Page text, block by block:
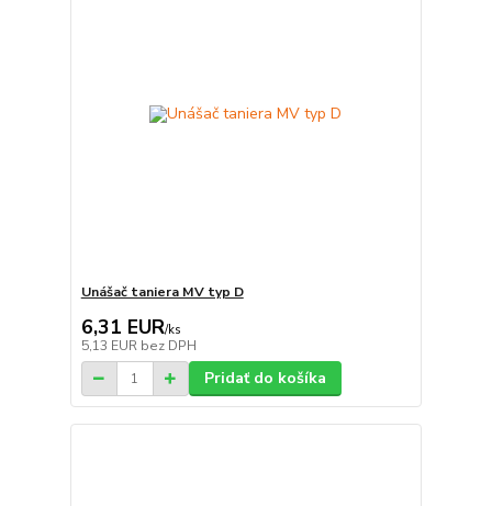
Unášač taniera MV typ D
6,31 EUR/ks
5,13 EUR bez DPH
Pridať do košíka